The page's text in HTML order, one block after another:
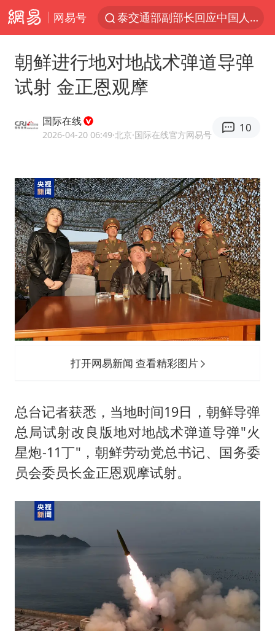
网易号
泰交通部副部长回应中国人遭歧视手势
段绚竞因公牺牲 年仅44岁
男子结婚8年3个女儿均非亲生
“不建议大家买深色蛋糕”
台风白海豚逼近 暴雨大暴雨来袭
男子杀人后逃进深山21年活得像野人
985博士后被曝在妻子孕期出轨后续
公司“上四休三”但要降薪1000元
OpenAI为免费用户升级GPT-5.6 Luna
47岁妈妈突然产女 26岁女儿：很震惊
97岁英国奶奶飞上天再破吉尼斯纪录
朝鲜进行地对地战术弹道导弹
试射 金正恩观摩
国际在线
2026-04-20 06:49·北京·国际在线官方网易号
10
打开网易新闻 查看精彩图片
总台记者获悉，当地时间19日，朝鲜导弹
总局试射改良版地对地战术弹道导弹"火
星炮-11丁"，朝鲜劳动党总书记、国务委
员会委员长金正恩观摩试射。